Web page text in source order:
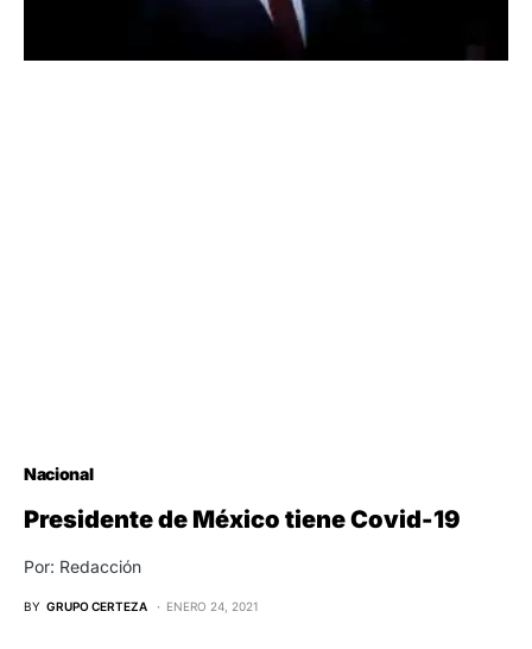
Nacional
Presidente de México tiene Covid-19
Por: Redacción
BY GRUPO CERTEZA ENERO 24, 2021